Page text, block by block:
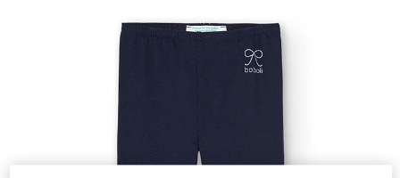
weiter Start der Bestellung